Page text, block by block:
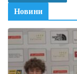
Новини